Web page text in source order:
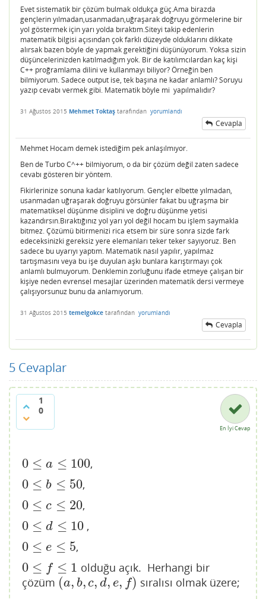
Evet sistematik bir çözüm bulmak oldukça güç.Ama birazda
gençlerin yılmadan,usanmadan,uğraşarak doğruyu görmelerine bir
yol göstermek için yarı yolda bıraktım.Siteyi takip edenlerin
matematik bilgisi açısından çok farklı düzeyde olduklarını dikkate
alırsak bazen böyle de yapmak gerektiğini düşünüyorum. Yoksa sizin
düşüncelerinizden katılmadığım yok. Bir de katılımcılardan kaç kişi
C++ proğramlama dilini ve kullanmayı biliyor? Örneğin ben
bilmiyorum. Sadece output ise, tek başına ne kadar anlamlı? Soruyu
yazıp cevabı vermek gibi. Matematik böyle mi yapılmalıdır?
31 Ağustos 2015 Mehmet Toktaş tarafından yorumlandı
Cevapla
Mehmet Hocam demek istediğim pek anlaşılmıyor.
Ben de Turbo C^++ bilmiyorum, o da bir çözüm değil zaten sadece
cevabı gösteren bir yöntem.
Fikirlerinize sonuna kadar katılıyorum. Gençler elbette yılmadan,
usanmadan uğraşarak doğruyu görsünler fakat bu uğraşma bir
matematiksel düşünme disiplini ve doğru düşünme yetisi
kazandırsın.Bıraktığınız yol yarı yol değil hocam bu işlem saymakla
bitmez. Çözümü bitirmenizi rica etsem bir süre sonra sizde fark
edeceksinizki gereksiz yere elemanları teker teker sayıyoruz. Ben
sadece bu uyarıyı yaptım. Matematik nasıl yapılır, yapılmaz
tartışmasını veya bu işe duyulan aşkı bunlara karıştırmayı çok
anlamlı bulmuyorum. Denklemin zorluğunu ifade etmeye çalışan bir
kişiye neden evrensel mesajlar üzerinden matematik dersi vermeye
çalışıyorsunuz bunu da anlamıyorum.
31 Ağustos 2015 temelgokce tarafından yorumlandı
Cevapla
5 Cevaplar
1
0
En İyi Cevap
0 ≤ a ≤ 100
0≤a≤ 100 ,
0 ≤ b ≤ 50
0≤b≤ 50 ,
0 ≤ c ≤ 20
0≤c≤ 20 ,
0 ≤ d ≤ 10
0≤d≤10 ,
0 ≤ e ≤ 5
0≤e≤ 5 ,
0 ≤ f ≤ 1
0≤f≤ 1
olduğu açık. Herhangi bir
çözüm (a, b, c, d, e, f)
(a,b ,c,d,e,f)
sıralısı olmak üzere;